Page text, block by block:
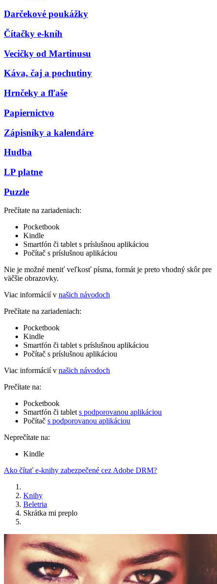
Darčekové poukážky
Čítačky e-kníh
Vecičky od Martinusu
Káva, čaj a pochutiny
Hrnčeky a fľaše
Papiernictvo
Zápisníky a kalendáre
Hudba
LP platne
Puzzle
Prečítate na zariadeniach:
Pocketbook
Kindle
Smartfón či tablet s príslušnou aplikáciou
Počítač s príslušnou aplikáciou
Nie je možné meniť veľkosť písma, formát je preto vhodný skôr pre
väčšie obrazovky.
Viac informácií v našich návodoch
Prečítate na zariadeniach:
Pocketbook
Kindle
Smartfón či tablet s príslušnou aplikáciou
Počítač s príslušnou aplikáciou
Viac informácií v našich návodoch
Prečítate na:
Pocketbook
Smartfón či tablet s podporovanou aplikáciou
Počítač s podporovanou aplikáciou
Neprečítate na:
Kindle
Ako čítať e-knihy zabezpečené cez Adobe DRM?
Knihy
Beletria
Skrátka mi preplo